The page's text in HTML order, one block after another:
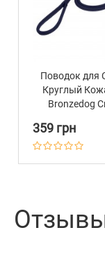
Поводок для
Круглый
Bronzedog
359 грн